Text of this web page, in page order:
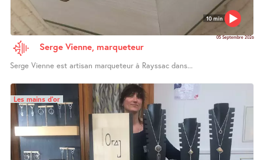
10 min
05 Septembre 2026
Serge Vienne, marqueteur
Serge Vienne est artisan marqueteur à Rayssac dans...
Les mains d’or